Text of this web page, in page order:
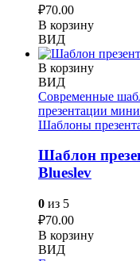
₽70.00
В корзину
ВИД
В корзину
ВИД
Современные
презентации
Шаблоны
Шаблон
Blueslev
0 из 5
₽70.00
В корзину
ВИД